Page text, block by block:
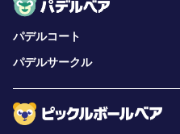
パデルコート
パデルサークル